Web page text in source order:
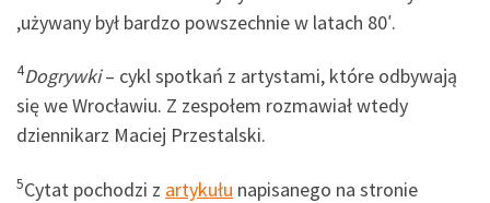
,używany był bardzo powszechnie w latach 80′.
4Dogrywki– cykl spotkań z artystami, które odbywają
się we Wrocławiu. Z zespołem rozmawiał wtedy
dziennikarz Maciej Przestalski.
5Cytat pochodzi z artykułu napisanego na stronie